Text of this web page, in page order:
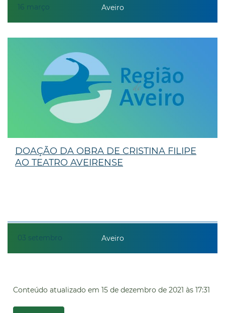
16 março Aveiro
03 setembro
DOAÇÃO DA OBRA DE CRISTINA FILIPE
AO TEATRO AVEIRENSE
Aveiro
Conteúdo atualizado em 15 de dezembro de 2021 às 17:31